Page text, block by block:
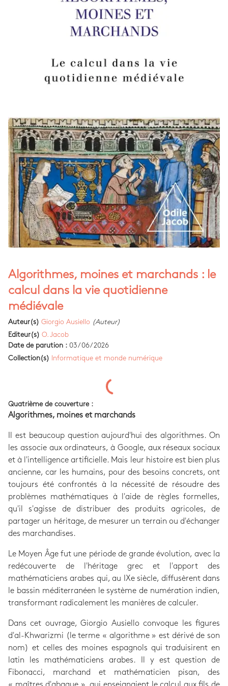
Algorithmes, moines et marchands : le
calcul dans la vie quotidienne
médiévale
Auteur(s) Giorgio Ausiello (Auteur)
Editeur(s) O. Jacob
Date de parution : 03/06/2026
Collection(s)
Informatique et monde numérique
Quatrième de couverture :
Algorithmes, moines et marchands
Il est beaucoup question aujourd'hui des algorithmes. On
les associe aux ordinateurs, à Google, aux réseaux sociaux
et à l'intelligence artificielle. Mais leur histoire est bien plus
ancienne, car les humains, pour des besoins concrets, ont
toujours été confrontés à la nécessité de résoudre des
problèmes mathématiques à l'aide de règles formelles,
qu'il s'agisse de distribuer des produits agricoles, de
partager un héritage, de mesurer un terrain ou d'échanger
des marchandises.
Le Moyen Âge fut une période de grande évolution, avec la
redécouverte de l'héritage grec et l'apport des
mathématiciens arabes qui, au IXe siècle, diffusèrent dans
le bassin méditerranéen le système de numération indien,
transformant radicalement les manières de calculer.
Dans cet ouvrage, Giorgio Ausiello convoque les figures
d'al-Khwarizmi (le terme « algorithme » est dérivé de son
nom) et celles des moines espagnols qui traduisirent en
latin les mathématiciens arabes. Il y est question de
Fibonacci, marchand et mathématicien pisan, des